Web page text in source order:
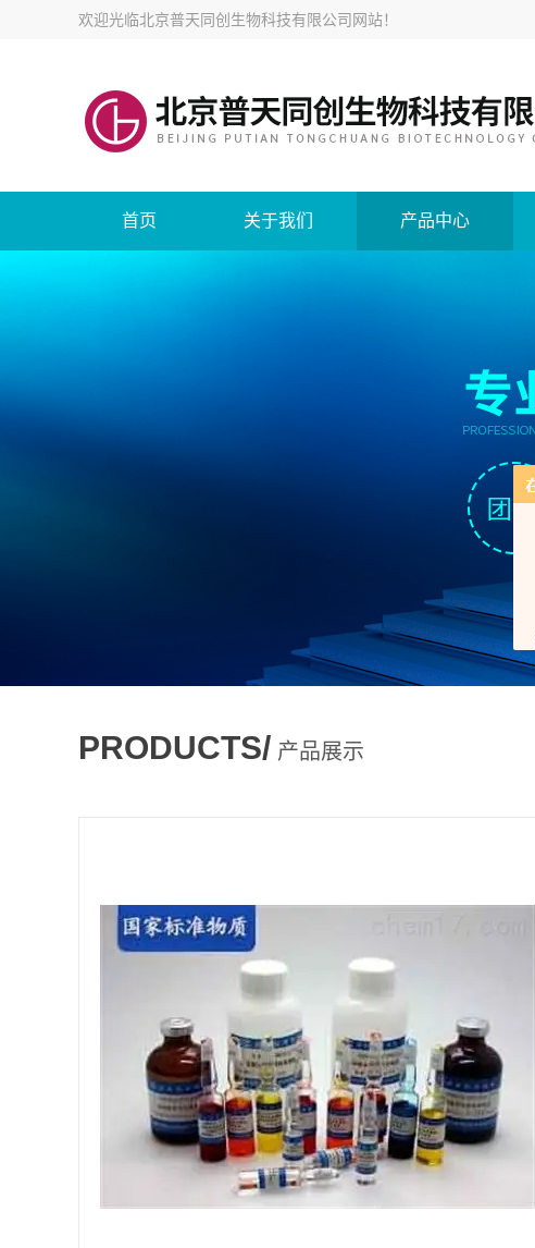
欢迎光临北京普天同创生物科技有限公司网站！
首页 关于我们 产品中心
PRODUCTS/ 产品展示